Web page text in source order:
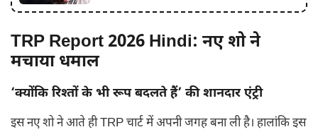
TRP Report 2026 Hindi: नए शो ने
मचाया धमाल
‘क्योंकि रिश्तों के भी रूप बदलते हैं’ की शानदार एंट्री
इस नए शो ने आते ही TRP चार्ट में अपनी जगह बना ली है। हालांकि इस